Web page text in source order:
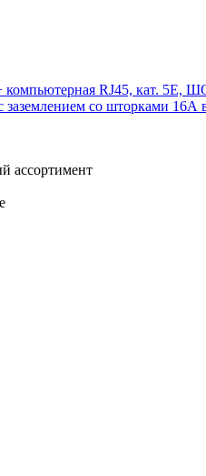
RJ45, кат. 5Е,
заземлением со шторками 16А
ассортимент